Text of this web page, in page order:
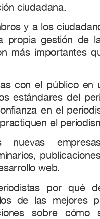
ciudadana.
y a los
propia gestión de
más importantes
con el público en
estándares del
en el
el
web.
por qué
de las mejores
sobre